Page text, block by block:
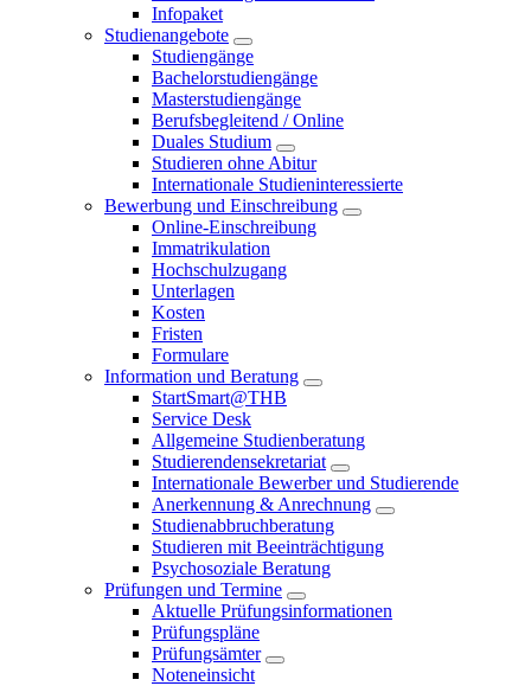
Infopaket
Studienangebote
Studiengänge
Bachelorstudiengänge
Masterstudiengänge
Berufsbegleitend / Online
Duales Studium
Studieren ohne Abitur
Internationale Studieninteressierte
Bewerbung und Einschreibung
Online-Einschreibung
Immatrikulation
Hochschulzugang
Unterlagen
Kosten
Fristen
Formulare
Information und Beratung
StartSmart@THB
Service Desk
Allgemeine Studienberatung
Studierendensekretariat
Internationale Bewerber und Studierende
Anerkennung & Anrechnung
Studienabbruchberatung
Studieren mit Beeinträchtigung
Psychosoziale Beratung
Prüfungen und Termine
Aktuelle Prüfungsinformationen
Prüfungspläne
Prüfungsämter
Noteneinsicht